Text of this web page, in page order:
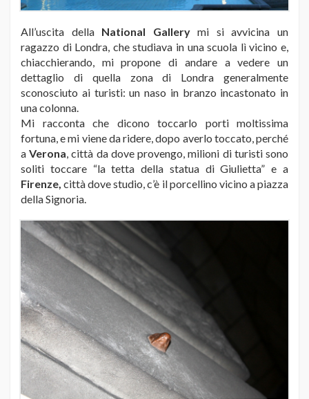
All’uscita della National Gallerymi si avvicina un
ragazzo di Londra, che studiava in una scuola lì vicino e,
chiacchierando, mi propone di andare a vedere un
dettaglio di quella zona di Londra generalmente
sconosciuto ai turisti: un naso in branzo incastonato in
una colonna.
Mi racconta che dicono toccarlo porti moltissima
fortuna, e mi viene da ridere, dopo averlo toccato, perché
aVerona , città da dove provengo, milioni di turisti sono
soliti toccare “la tetta della statua di Giulietta” e a
Firenze, città dove studio, c’è il porcellino vicino a piazza
della Signoria.